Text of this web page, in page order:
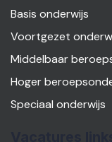
Basis onderwijs
Voortgezet
Middelbaar
Hoger
Speciaal onderwijs